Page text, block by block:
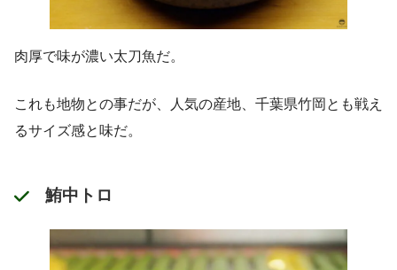
肉厚で味が濃い太刀魚だ。
これも地物との事だが、人気の産地、千葉県竹岡とも戦え
るサイズ感と味だ。
鮪中トロ